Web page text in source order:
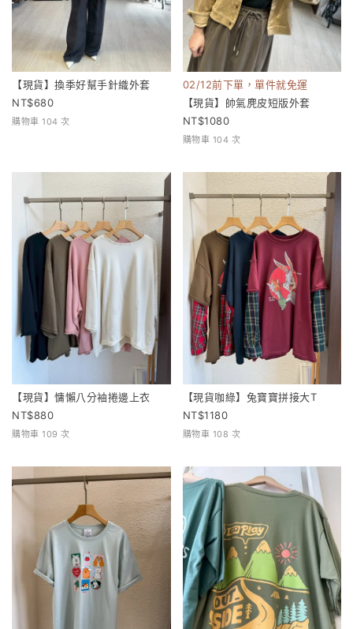
【現貨】換季好幫手針織外套
680
購物車 104 次
02/12前下單，單件就免運
【現貨】帥氣麂皮短版外套
1080
購物車 104 次
【現貨】慵懶八分袖捲邊上衣
880
購物車 109 次
【現貨咖綠】兔寶寶拼接大T
1180
購物車 108 次